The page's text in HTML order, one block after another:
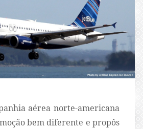
aérea norte-americana
bem diferente e propôs